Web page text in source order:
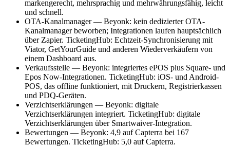
markengerecht, mehrsprachig und mehrwährungsfähig, leicht
und schnell.
OTA-Kanalmanager — Beyonk: kein dedizierter OTA-
Kanalmanager beworben; Integrationen laufen hauptsächlich
über Zapier. TicketingHub: Echtzeit-Synchronisierung mit
Viator, GetYourGuide und anderen Wiederverkäufern von
einem Dashboard aus.
Verkaufsstelle — Beyonk: integriertes ePOS plus Square- und
Epos Now-Integrationen. TicketingHub: iOS- und Android-
POS, das offline funktioniert, mit Druckern, Registrierkassen
und PDQ-Geräten.
Verzichtserklärungen — Beyonk: digitale
Verzichtserklärungen integriert. TicketingHub: digitale
Verzichtserklärungen über Smartwaiver-Integration.
Bewertungen — Beyonk: 4,9 auf Capterra bei 167
Bewertungen. TicketingHub: 5,0 auf Capterra.